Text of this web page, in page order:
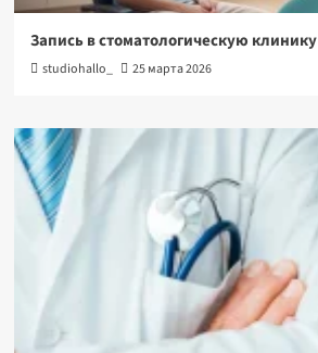
Запись в стоматологическую клинику
studiohallo_ 25 марта 2026